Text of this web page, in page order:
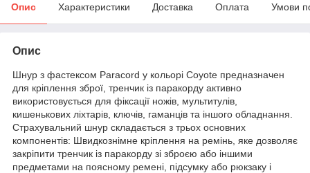
Опис Характеристики Доставка Оплата Умови
Опис
Шнур з фастексом Paracord у кольорі Coyote предназначен
для кріплення зброї, тренчик із паракорду активно
використовується для фіксації ножів, мультитулів,
кишенькових ліхтарів, ключів, гаманців та іншого обладнання.
Страхувальний шнур складається з трьох основних
компонентів: Швидкознімне кріплення на ремінь, яке дозволяє
закріпити тренчик із паракорду зі зброєю або іншими
предметами на поясному ремені, підсумку або рюкзаку і